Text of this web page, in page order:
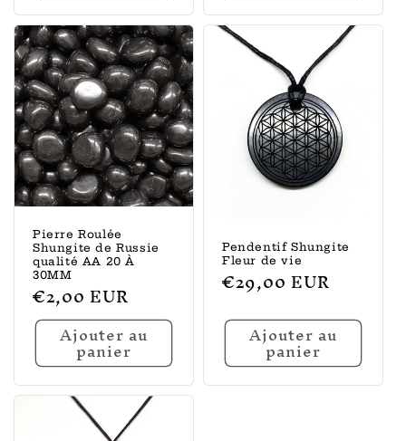
Pierre Roulée
Shungite de Russie
qualité AA 20 À
30MM
Prix
habituel
€2,00 EUR
Ajouter au
panier
Pendentif Shungite
Fleur de vie
Prix
habituel
€29,00 EUR
Ajouter au
panier